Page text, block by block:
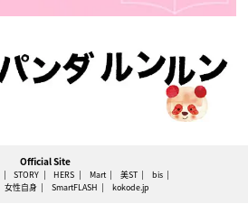
Official Site
STORY HERS Mart 美ST
bis
女性自身 SmartFLASH kokode.jp